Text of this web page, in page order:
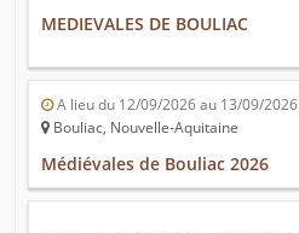
MEDIEVALES DE BOULIAC
A lieu du 12/09/2026 au 13/09/2026
Bouliac, Nouvelle-Aquitaine
Médiévales de Bouliac 2026